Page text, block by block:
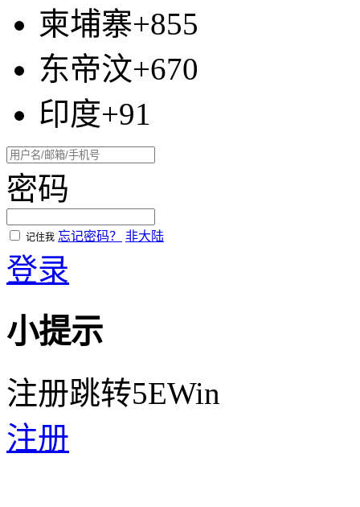
柬埔寨+855
东帝汶+670
印度+91
密码
记住我 忘记密码？ 非大陆
登录
小提示
注册跳转5EWin
注册